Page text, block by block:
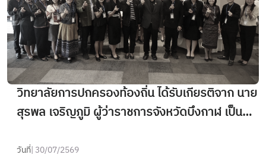
วิทยาลัยการปกครองท้องถิ่น ได้รับเกียรติจาก นาย
สุรพล เจริญภูมิ ผู้ว่าราชการจังหวัดบึงกาฬ เป็น
เปลี่ยนแปลง : Change Management" ให้แก่
วันที่| 30/07/2569